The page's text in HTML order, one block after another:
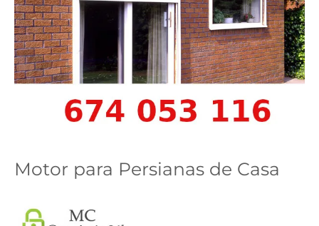
Motor para Persianas de Casa